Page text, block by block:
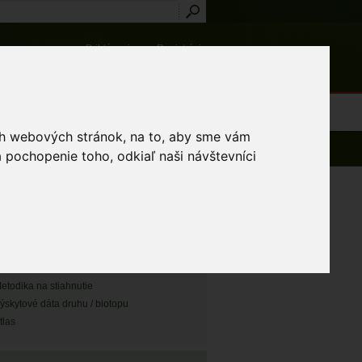
webových stránok, na to, aby sme vám
toho, odkiaľ naši návštevníci
Prihlásenie Registrácia
na stiahnutie
dáta druhu / biotopu